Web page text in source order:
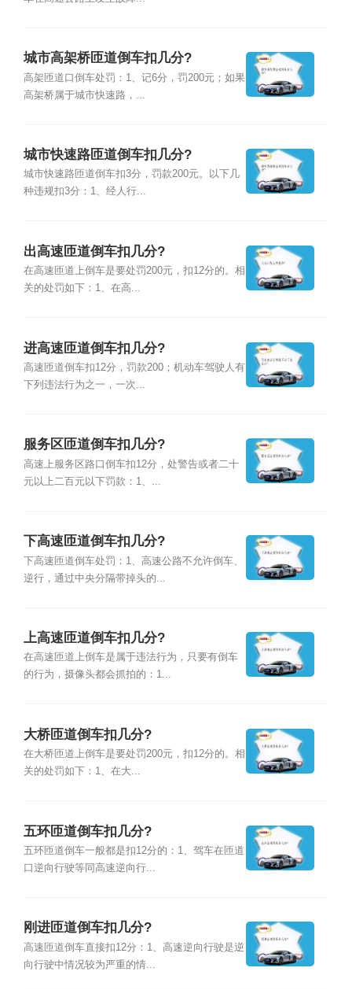
城市高架桥匝道倒车扣几分?
高架匝道口倒车处罚：1、记6分，罚200元；如果
高架桥属于城市快速路，...
城市快速路匝道倒车扣几分?
城市快速路匝道倒车扣3分，罚款200元。以下几
种违规扣3分：1、经人行...
出高速匝道倒车扣几分?
在高速匝道上倒车是要处罚200元，扣12分的。相
关的处罚如下：1、在高...
进高速匝道倒车扣几分?
高速匝道倒车扣12分，罚款200；机动车驾驶人有
下列违法行为之一，一次...
服务区匝道倒车扣几分?
高速上服务区路口倒车扣12分，处警告或者二十
元以上二百元以下罚款：1、...
下高速匝道倒车扣几分?
下高速匝道倒车处罚：1、高速公路不允许倒车、
逆行，通过中央分隔带掉头的...
上高速匝道倒车扣几分?
在高速匝道上倒车是属于违法行为，只要有倒车
的行为，摄像头都会抓拍的：1...
大桥匝道倒车扣几分?
在大桥匝道上倒车是要处罚200元，扣12分的。相
关的处罚如下：1、在大...
五环匝道倒车扣几分?
五环匝道倒车一般都是扣12分的：1、驾车在匝道
口逆向行驶等同高速逆向行...
刚进匝道倒车扣几分?
高速匝道倒车直接扣12分：1、高速逆向行驶是逆
向行驶中情况较为严重的情...